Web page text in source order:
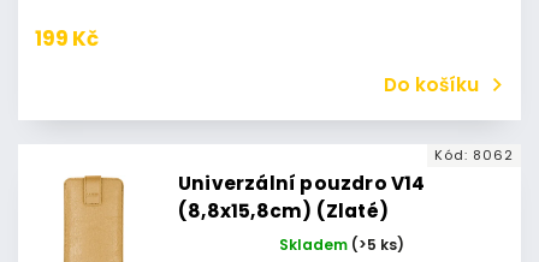
199 Kč
Do košíku
Univerzální pouzdro V14
(8,8x15,8cm) (Zlaté)
Skladem (>5 ks)
Kód: 8062